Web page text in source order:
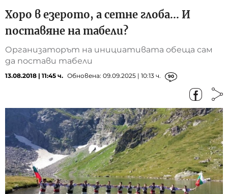
Хоро в езерото, а сетне глоба... И
поставяне на табели?
Организаторът на инициативата обеща сам
да постави табели
13.08.2018 | 11:45 ч. Обновена: 09.09.2025 | 10:13 ч. 90